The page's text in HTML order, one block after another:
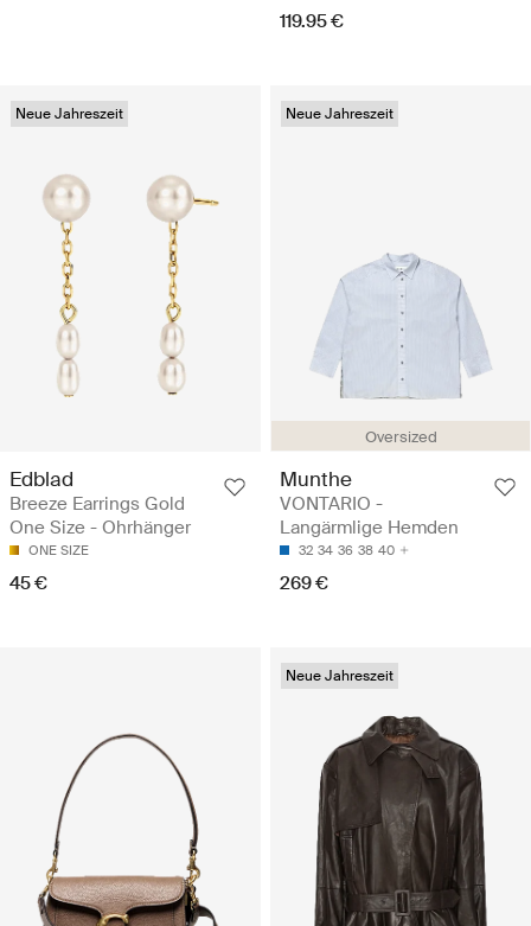
119.95 €
Neue Jahreszeit
Edblad
Breeze Earrings Gold
One Size - Ohrhänger
ONE SIZE
45 €
Oversized
Neue Jahreszeit
Munthe
VONTARIO -
Langärmlige Hemden
32 34 36 38 40
269 €
Neue Jahreszeit